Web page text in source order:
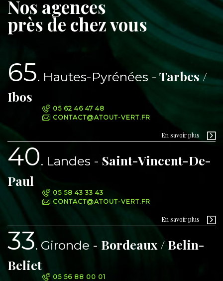
Nos agences
près de chez vous
65 Hautes-Pyrénées
Tarbes /
Ibos
05 62 46 47 48
CONTACT@ATOUT-VERT.FR
En savoir plus
40 Landes
Saint-Vincent-De-
Paul
05 58 43 33 43
CONTACT@ATOUT-VERT.FR
En savoir plus
33 Gironde
Bordeaux / Belin-
Beliet
05 56 88 00 01